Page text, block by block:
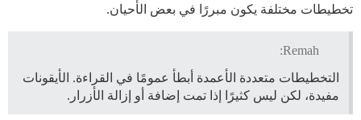
تخطيطات مختلفة يكون مبررًا في بعض الأحيان.
Remah:
التخطيطات متعددة الأعمدة أبطأ عمومًا في القراءة. الأيقونات
مفيدة، لكن ليس كثيرًا إذا تمت إضافة أو إزالة الأزرار.